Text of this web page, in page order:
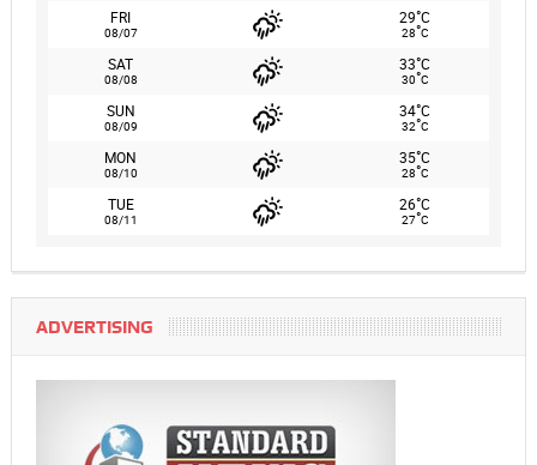
FRI
08/07
29°C
28°C
SAT
08/08
33°C
30°C
SUN
08/09
34°C
32°C
MON
08/10
35°C
28°C
TUE
08/11
26°C
27°C
ADVERTISING